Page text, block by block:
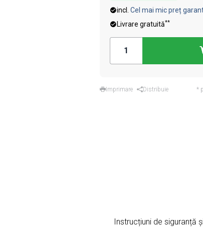
incl. Cel mai mic preț
Livrare gratuită**
Imprimare Distribuie *
Instrucțiuni de siguranță